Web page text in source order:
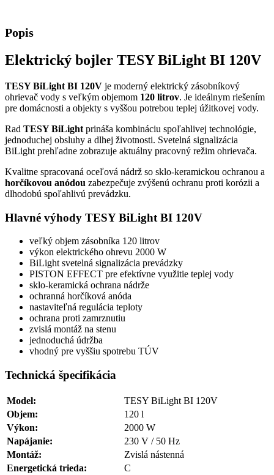
Popis
Elektrický bojler TESY BiLight BI 120V
TESY BiLight BI 120V je moderný elektrický zásobníkový
ohrievač vody s veľkým objemom 120 litrov. Je ideálnym riešením
pre domácnosti a objekty s vyššou potrebou teplej úžitkovej vody.
Rad TESY BiLight prináša kombináciu spoľahlivej technológie,
jednoduchej obsluhy a dlhej životnosti. Svetelná signalizácia
BiLight prehľadne zobrazuje aktuálny pracovný režim ohrievača.
Kvalitne spracovaná oceľová nádrž so sklo-keramickou ochranou a
horčíkovou anódou zabezpečuje zvýšenú ochranu proti korózii a
dlhodobú spoľahlivú prevádzku.
Hlavné výhody TESY BiLight BI 120V
veľký objem zásobníka 120 litrov
výkon elektrického ohrevu 2000 W
BiLight svetelná signalizácia prevádzky
PISTON EFFECT pre efektívne využitie teplej vody
sklo-keramická ochrana nádrže
ochranná horčíková anóda
nastaviteľná regulácia teploty
ochrana proti zamrznutiu
zvislá montáž na stenu
jednoduchá údržba
vhodný pre vyššiu spotrebu TÚV
Technická špecifikácia
Model:
TESY BiLight BI 120V
Objem:
120 l
Výkon:
2000 W
Napájanie:
230 V / 50 Hz
Montáž:
Zvislá nástenná
Energetická trieda:
C